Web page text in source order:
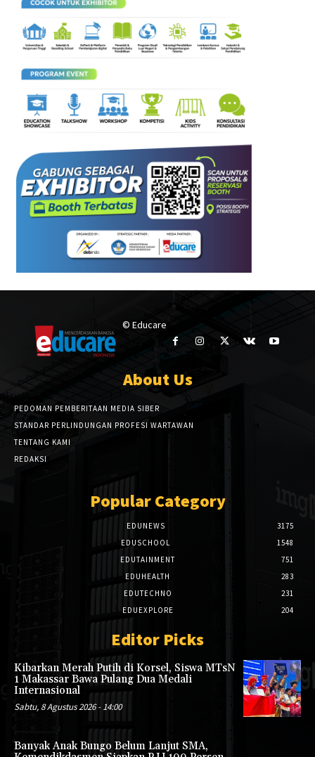
© Educare
About Us
PEDOMAN PEMBERITAAN MEDIA SIBER
STANDAR PERLINDUNGAN PROFESI WARTAWAN
TENTANG KAMI
REDAKSI
Popular Category
EDUNEWS
3175
EDUSCHOOL
1548
EDUTAINMENT
751
EDUHEALTH
283
EDUTECHNO
231
EDUEXPLORE
204
Editor Picks
Kibarkan Merah Putih di Korsel, Siswa MTsN
1 Makassar Bawa Pulang Dua Medali
Internasional
Sabtu, 8 Agustus 2026 - 14:00
Banyak Anak Bungo Belum Lanjut SMA,